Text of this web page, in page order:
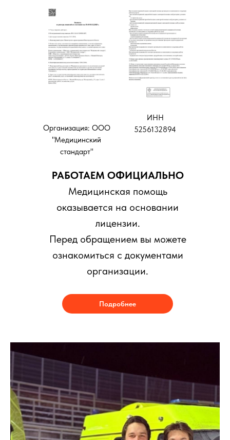
Организация: ООО
"Медицинский
стандарт"
ИНН
5256132894
РАБОТАЕМ ОФИЦИАЛЬНО
Медицинская помощь
оказывается на основании
лицензии.
Перед обращением вы можете
ознакомиться с документами
организации.
Подробнее